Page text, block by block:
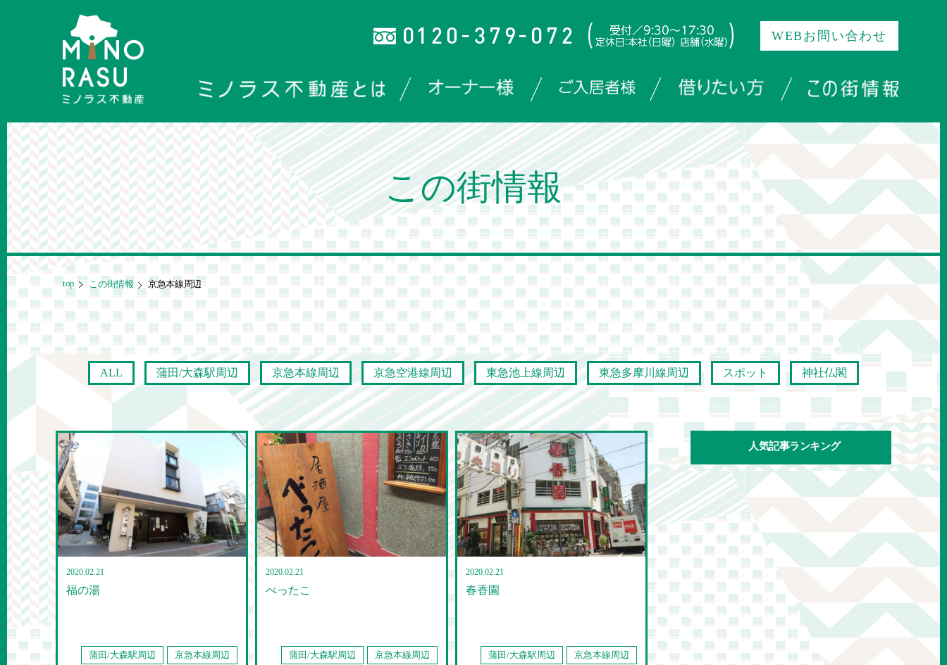
WEBお問い合わせ
この街情報
top この街情報 京急本線周辺
ALL 蒲田/大森駅周辺 京急本線周辺 京急空港線周辺 東急池上線周辺 東急多摩川線周辺 スポット 神社仏閣
2020.02.21
福の湯
蒲田/大森駅周辺 京急本線周辺
2020.02.21
べったこ
蒲田/大森駅周辺 京急本線周辺
2020.02.21
春香園
蒲田/大森駅周辺 京急本線周辺
人気記事ランキング